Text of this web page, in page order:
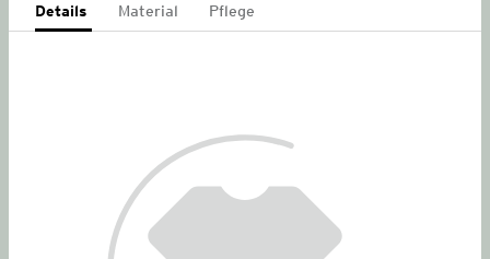
Details Material Pflege